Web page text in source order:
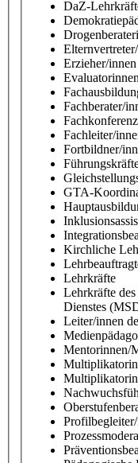
DaZ-
Erzieher/innen
Fachberater/
Fachleiter/
Fortbildner/
GTA-
Kirchliche
Lehrkräfte
Lehrkräfte
Dienstes
Leiter/innen
Mentorinnen/